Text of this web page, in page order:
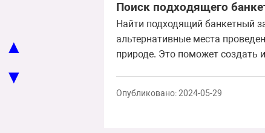
Поиск подходящего
Найти подходящий банкетный
альтернативные места
природе. Это поможет создать
Опубликовано: 2024-05-29
▲
▼